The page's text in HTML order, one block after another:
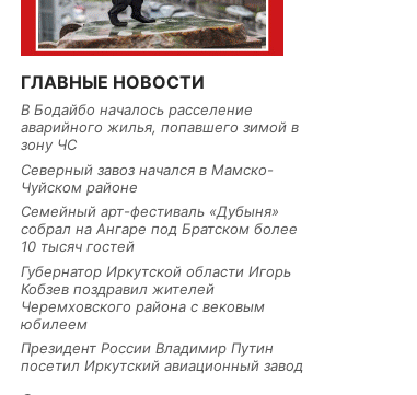
ГЛАВНЫЕ НОВОСТИ
В Бодайбо началось расселение
аварийного жилья, попавшего зимой в
зону ЧС
Северный завоз начался в Мамско-
Чуйском районе
Семейный арт-фестиваль «Дубыня»
собрал на Ангаре под Братском более
10 тысяч гостей
Губернатор Иркутской области Игорь
Кобзев поздравил жителей
Черемховского района с вековым
юбилеем
Президент России Владимир Путин
посетил Иркутский авиационный завод